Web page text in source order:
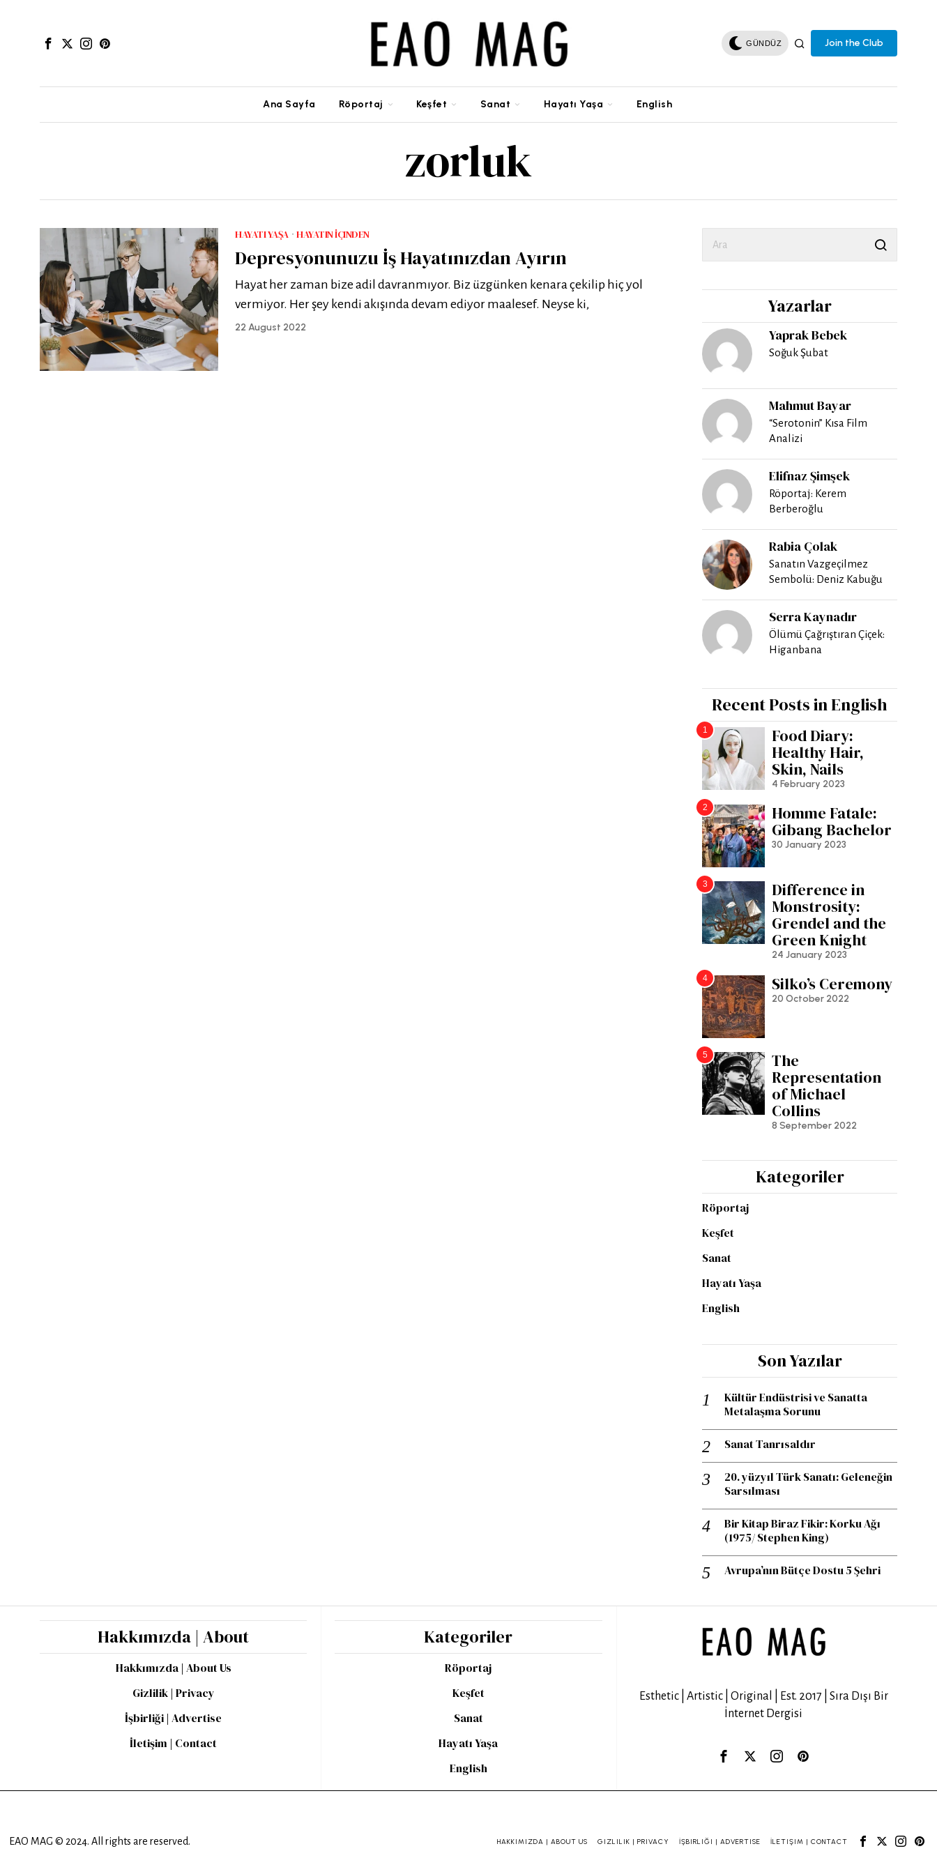
GÜNDÜZ Join the Club
Ana Sayfa Röportaj Keşfet Sanat Hayatı Yaşa English
zorluk
HAYATI YAŞA · HAYATIN İÇINDEN
Depresyonunuzu İş Hayatınızdan Ayırın
Hayat her zaman bize adil davranmıyor. Biz üzgünken kenara çekilip hiç yol
vermiyor. Her şey kendi akışında devam ediyor maalesef. Neyse ki,
22 August 2022
Yazarlar
Yaprak Bebek
Soğuk Şubat
Mahmut Bayar
“Serotonin” Kısa Film
Analizi
Elifnaz Şimşek
Röportaj: Kerem
Berberoğlu
Rabia Çolak
Sanatın Vazgeçilmez
Sembolü: Deniz Kabuğu
Serra Kaynadır
Ölümü Çağrıştıran Çiçek:
Higanbana
Recent Posts in English
1
Food Diary:
Healthy Hair,
Skin, Nails
4 February 2023
2
Homme Fatale:
Gibang Bachelor
30 January 2023
3
Difference in
Monstrosity:
Grendel and the
Green Knight
24 January 2023
4 Silko’s Ceremony
20 October 2022
5
The
Representation
of Michael
Collins
8 September 2022
Kategoriler
Röportaj
Keşfet
Sanat
Hayatı Yaşa
English
Son Yazılar
Kültür Endüstrisi ve Sanatta
Metalaşma Sorunu
Sanat Tanrısaldır
20. yüzyıl Türk Sanatı: Geleneğin
Sarsılması
Bir Kitap Biraz Fikir: Korku Ağı
(1975/ Stephen King)
Avrupa’nın Bütçe Dostu 5 Şehri
Hakkımızda | About
Hakkımızda | About Us
Gizlilik | Privacy
İşbirliği | Advertise
İletişim | Contact
Kategoriler
Röportaj
Keşfet
Sanat
Hayatı Yaşa
English
Esthetic | Artistic | Original | Est. 2017 | Sıra Dışı Bir
İnternet Dergisi
EAO MAG © 2024. All rights are reserved. HAKKIMIZDA | ABOUT US GIZLILIK | PRIVACY İŞBIRLIĞI | ADVERTISE İLETIŞIM | CONTACT